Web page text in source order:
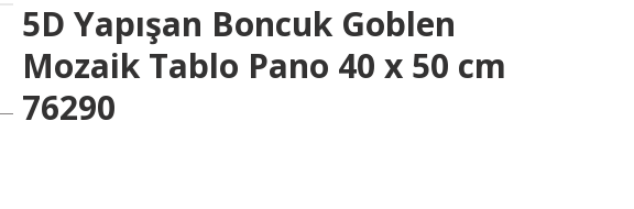
5D Yapışan Boncuk Goblen
Mozaik Tablo Pano 40 x 50 cm
76290